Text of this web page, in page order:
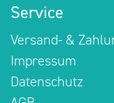
Service
Versand- &
Impressum
Datenschutz